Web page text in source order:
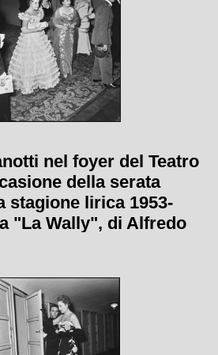
nel foyer del Teatro
della serata
stagione lirica 1953-
"La Wally", di Alfredo
Pavlova